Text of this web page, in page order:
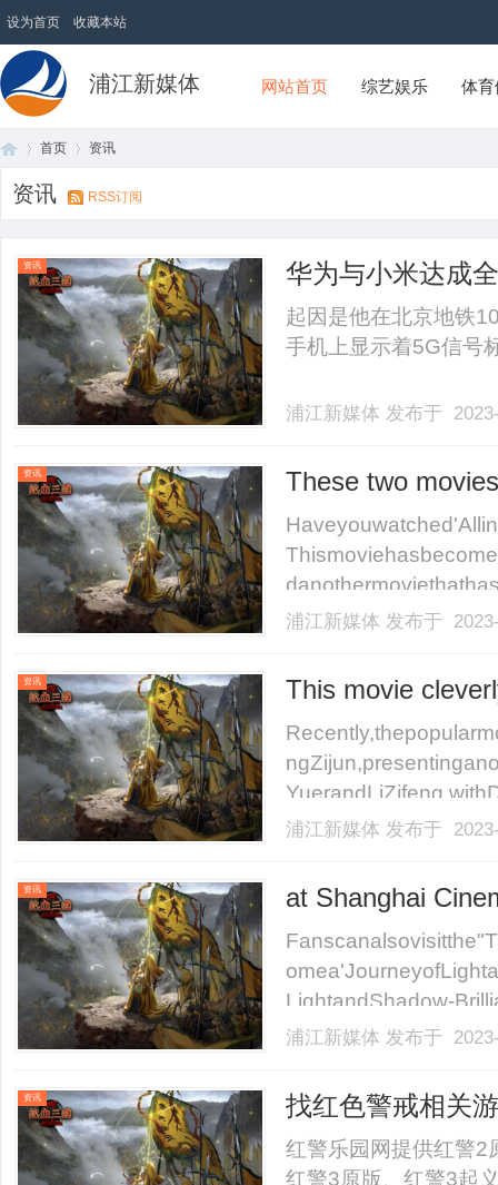
设为首页 收藏本站
浦江新媒体 网站首页 综艺娱乐 体
首页 资讯
资讯 RSS订阅
资讯 华为与小米达成
起因是他在北京地铁
手机上显示着5G信号
浦江新媒体 发布于
资讯 These two movies
浦江新媒体 发布于
资讯 This movie
浦江新媒体 发布于
资讯 at Shanghai
LightandShadow-
浦江新媒体 发布于
资讯 找红色警戒相关
红警乐园网提供红警2
红警3原版、红警3起